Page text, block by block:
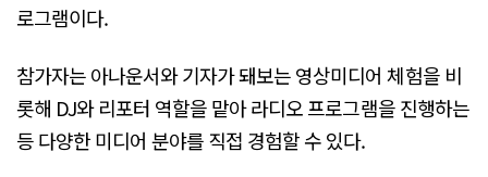
로그램이다.
참가자는 아나운서와 기자가 돼보는 영상미디어 체험을 비
롯해 DJ와 리포터 역할을 맡아 라디오 프로그램을 진행하는
등 다양한 미디어 분야를 직접 경험할 수 있다.